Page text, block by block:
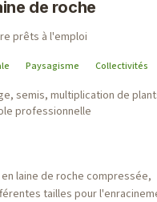
de roche
prêts à l'emploi
Paysagisme Collectivités
semis, multiplication de
professionnelle
laine de roche compressée,
tailles pour